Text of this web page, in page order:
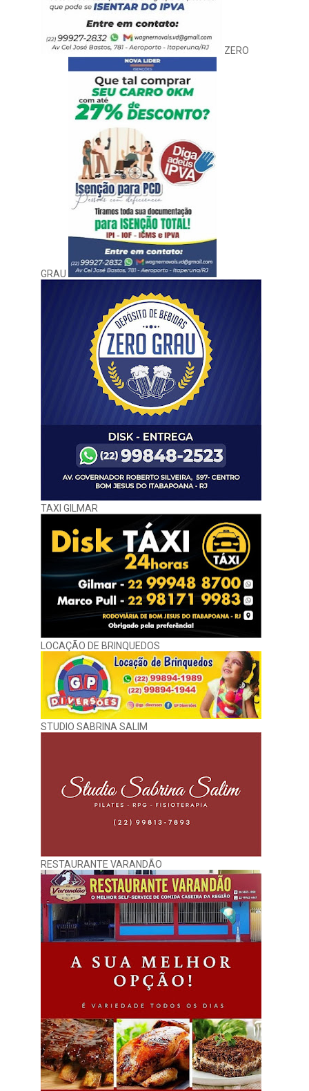
ZERO
GRAU
TAXI GILMAR
LOCAÇÃO DE BRINQUEDOS
STUDIO SABRINA SALIM
RESTAURANTE VARANDÃO